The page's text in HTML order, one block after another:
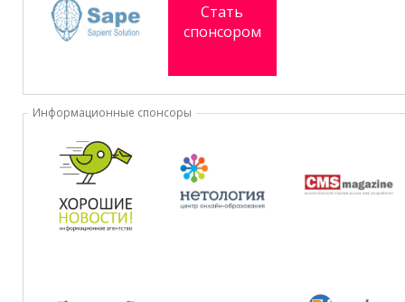
Стать
спонсором
Информационные cпонсоры